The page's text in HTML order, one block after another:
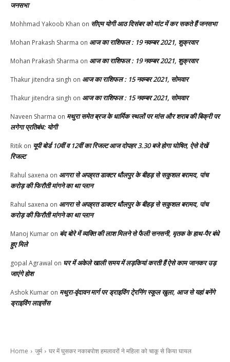
जनसभा
Mohhmad Yakoob Khan on सीएम योगी आठ दिसंबर को मांट में कर सकते हैं जनसभा
Mohan Prakash Sharma on आज का राशिफल : 19 नवम्बर 2021, शुक्रवार
Mohan Prakash Sharma on आज का राशिफल : 19 नवम्बर 2021, शुक्रवार
Thakur jitendra singh on आज का राशिफल : 15 नवम्बर 2021, सोमवार
Thakur jitendra singh on आज का राशिफल : 15 नवम्बर 2021, सोमवार
Naveen Sharma on मथुरा समेत ब्रज के धार्मिक स्थलों पर मांस और शराब की बिक्री पर
लगेगा प्रतिबंध: योगी
Ritik on यूपी बोर्ड 10वीं व 12वीं का रिजल्ट आज दोपहर 3.30 बजे होगा घोषित, ऐसे देखें
रिजल्ट
Rahul saxena on आगरा से अपह्रत डाक्टर धौलपुर के बीहड़ से सकुशल बरामद, पांच
करोड़ की फिरौती मांगने का था प्लान
Rahul saxena on आगरा से अपह्रत डाक्टर धौलपुर के बीहड़ से सकुशल बरामद, पांच
करोड़ की फिरौती मांगने का था प्लान
Manoj Kumar on बंद बोरे में व्यक्ति की लाश मिलने से फैली सनसनी, मृतक के हाथ-पैर बंधे
हुए मिले
gopal Agrawal on घर में अकेले खाली समय में लड़कियां करती हैं ऐसे काम जानकर उड़
जाएंगे होश
Ashok Kumar on मथुरा-वृंदावन मार्ग पर ड्राइविंग टे्रनिंग स्कूल खुला, आज से यहां बनेंगे
ड्राइविंग लाइसेंस